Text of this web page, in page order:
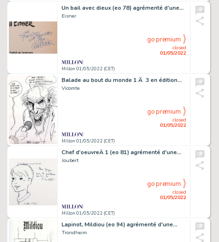
Un bail avec dieux (eo 78) agrémenté d'une…
Eisner
Millon 01/05/2022 (CET)
closed
01/05/2022
go premium
Balade au bout du monde 1 Ã 3 en édition…
Vicomte
Millon 01/05/2022 (CET)
closed
01/05/2022
go premium
Chef d'oeuvreÂ 1 (eo 81) agrémenté d'une…
Joubert
Millon 01/05/2022 (CET)
closed
01/05/2022
go premium
Lapinot, Mildiou (eo 94) agrémenté d'une…
Trondheim